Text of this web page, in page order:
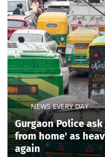
NEWS EVERY DAY
Gurgaon Police
from home' as
again